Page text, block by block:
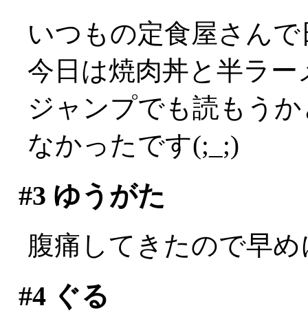
いつもの定食屋さん
今日は焼肉丼と半ラ
ジャンプでも読もう
なかったです(;_;)
#3 ゆうがた
腹痛してきたので早
#4ぐる